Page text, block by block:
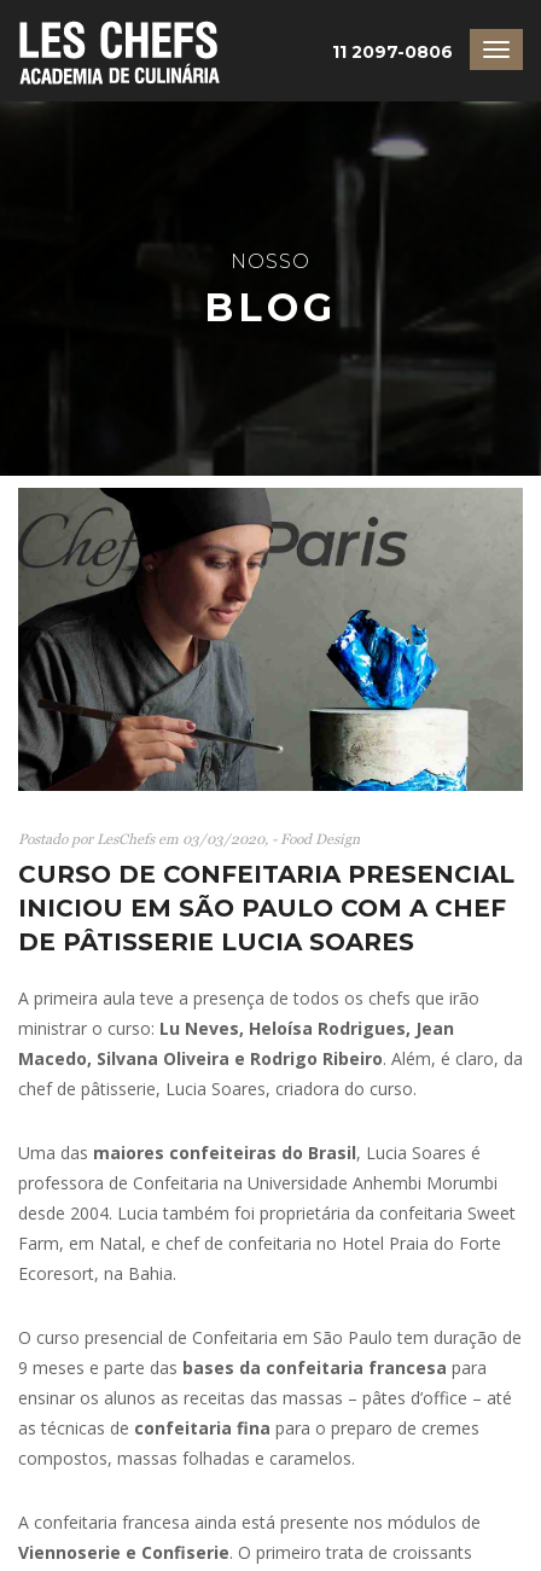
11 2097-0806
NOSSO
BLOG
Postado por LesChefs em 03/03/2020, - Food Design
CURSO DE CONFEITARIA PRESENCIAL
INICIOU EM SÃO PAULO COM A CHEF
DE PÂTISSERIE LUCIA SOARES
A primeira aula teve a presença de todos os chefs que irão
ministrar o curso: Lu Neves, Heloísa Rodrigues, Jean
Macedo, Silvana Oliveira e Rodrigo Ribeiro. Além, é claro, da
chef de pâtisserie, Lucia Soares, criadora do curso.
Uma das maiores confeiteiras do Brasil, Lucia Soares é
professora de Confeitaria na Universidade Anhembi Morumbi
desde 2004. Lucia também foi proprietária da confeitaria Sweet
Farm, em Natal, e chef de confeitaria no Hotel Praia do Forte
Ecoresort, na Bahia.
O curso presencial de Confeitaria em São Paulo tem duração de
9 meses e parte das bases da confeitaria francesa para
ensinar os alunos as receitas das massas – pâtes d’office – até
as técnicas de confeitaria fina para o preparo de cremes
compostos, massas folhadas e caramelos.
A confeitaria francesa ainda está presente nos módulos de
Viennoserie e Confiserie. O primeiro trata de croissants